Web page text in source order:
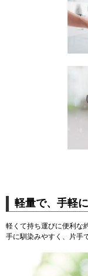
軽量で、手軽
軽くて持ち運びに便利な
手に馴染みやすく、片手